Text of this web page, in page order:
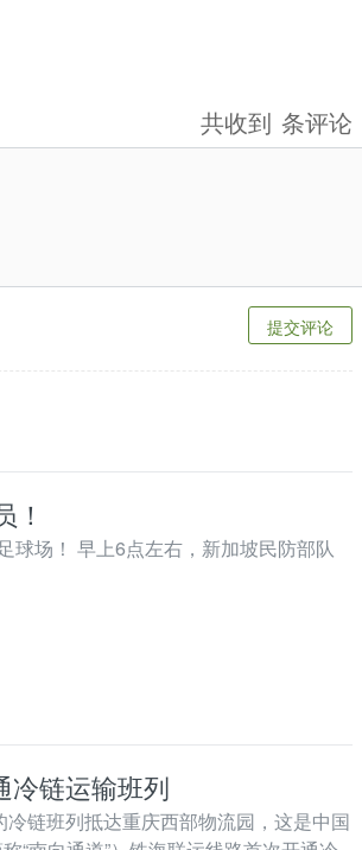
共收到 条评论
提交评论
球场！ 早上6点左右，新加坡民防部队
冷链运输班列
链班列抵达重庆西部物流园，这是中国